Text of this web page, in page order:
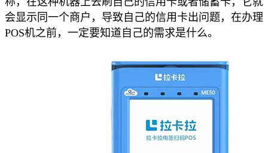
会显示同一个商户，导致自己的信用卡出问题，在办理
POS机之前，一定要知道自己的需求是什么。